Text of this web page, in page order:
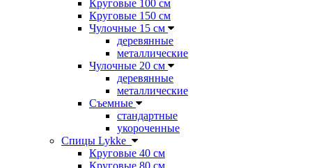
Круговые 100 см
Круговые 150 см
Чулочные 15 см
деревянные
металлические
Чулочные 20 см
деревянные
металлические
Съемные
стандартные
укороченные
Спицы Lykke
Круговые 40 см
Круговые 80 см